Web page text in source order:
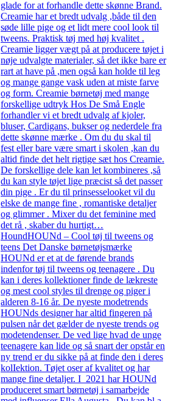
glade for at forhandle dette skønne Brand.
Creamie har et bredt udvalg ,både til den
søde lille pige og et lidt mere cool look til
tweens. Praktisk tøj med høj kvalitet .
Creamie ligger vægt på at producere tøjet i
nøje udvalgte materialer, så det ikke bare er
rart at have på ,men også kan holde til leg
og mange gange vask uden at miste farve
og form. Creamie børnetøj med mange
forskellige udtryk Hos De Små Engle
forhandler vi et bredt udvalg af kjoler,
bluser, Cardigans, bukser og nederdele fra
dette skønne mærke . Om du du skal til
fest eller bare være smart i skolen ,kan du
altid finde det helt rigtige sæt hos Creamie.
De forskellige dele kan let kombineres ,så
du kan style tøjet lige præcist så det passer
din pige . Er du til prinsesselooket vil du
elske de mange fine , romantiske detaljer
og glimmer . Mixer du det feminine med
det rå , skaber du hurtigt…
HoundHOUNd – Cool tøj til tweens og
teens Det Danske børnetøjsmærke
HOUNd er et at de førende brands
indenfor tøj til tweens og teenagere . Du
kan i deres kollektioner finde de lækreste
og mest cool styles til drenge og piger i
alderen 8-16 år. De nyeste modetrends
HOUNds designer har altid fingeren på
pulsen når det gælder de nyeste trends og
modetendenser. De ved lige hvad de unge
teenagere kan lide og så snart der opstår en
ny trend er du sikke på at finde den i deres
kolIektion. Tøjet oser af kvalitet og har
mange fine detaljer. I 2021 har HOUNd
produceret smart børnetøj i samarbejde